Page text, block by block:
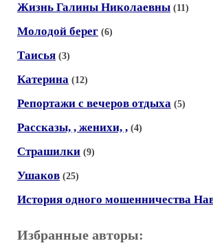
Жизнь Галины Николаевны (11)
Молодой берег (6)
Таисья (3)
Катерина (12)
Репортажи с вечеров отдыха (5)
Рассказы, , женихи, , (4)
Страшилки (9)
Ушаков (25)
История одного мошенничества
Избранные авторы: